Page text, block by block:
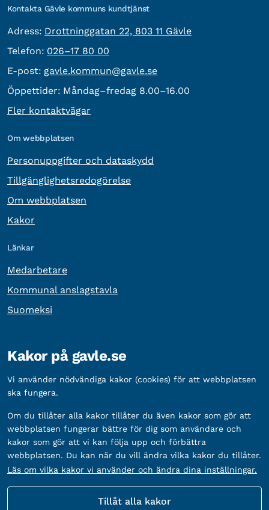
Kontakta Gävle kommuns kundtjänst
Adress: besöksadress:
Drottninggatan 22, 803 11 Gävle
Telefon: Telefon:
026–17 80 00
E-post: E-post:
gavle.kommun@gavle.se
Öppettider: Måndag–fredag 8.00–16.00
Fler kontaktvägar
Om webbplatsen
Personuppgifter och dataskydd
Tillgänglighetsredogörelse
Om webbplatsen
Kakor
Länkar
Medarbetare
Kommunal anslagstavla
Suomeksi
Organisationsnummer: 212000-2338
Bankgironummer: 5888-2333
Kakor på gavle.se
Vi använder nödvändiga kakor (cookies) för att webbplatsen
ska fungera.
Om du tillåter alla kakor tillåter du även kakor som gör att
webbplatsen fungerar bättre för dig som användare och
kakor som gör att vi kan följa upp och förbättra
webbplatsen. Du kan när du vill ändra vilka kakor du tillåter.
Läs om vilka kakor vi använder och ändra dina inställningar.
Tillåt alla kakor